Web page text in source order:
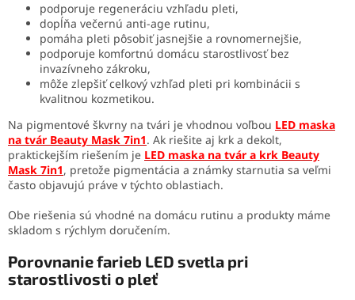
podporuje regeneráciu vzhľadu pleti,
dopĺňa večernú anti-age rutinu,
pomáha pleti pôsobiť jasnejšie a rovnomernejšie,
podporuje komfortnú domácu starostlivosť bez
invazívneho zákroku,
môže zlepšiť celkový vzhľad pleti pri kombinácii s
kvalitnou kozmetikou.
Na pigmentové škvrny na tvári je vhodnou voľbou LED maska
na tvár Beauty Mask 7in1. Ak riešite aj krk a dekolt,
praktickejším riešením je LED maska na tvár a krk Beauty
Mask 7in1, pretože pigmentácia a známky starnutia sa veľmi
často objavujú práve v týchto oblastiach.
Obe riešenia sú vhodné na domácu rutinu a produkty máme
skladom s rýchlym doručením.
Porovnanie farieb LED svetla pri
starostlivosti o pleť